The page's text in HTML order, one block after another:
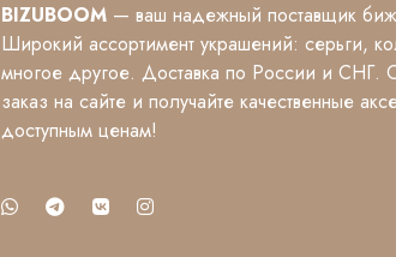
BIZUBOOM — ваш надежный поставщик
Широкий ассортимент украшений: серьги,
многое другое. Доставка по России и СНГ.
заказ на сайте и получайте качественные
доступным ценам!